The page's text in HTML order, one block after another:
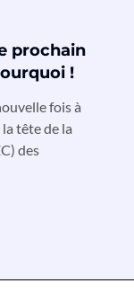
prochain
!
fois à
tête de la
des